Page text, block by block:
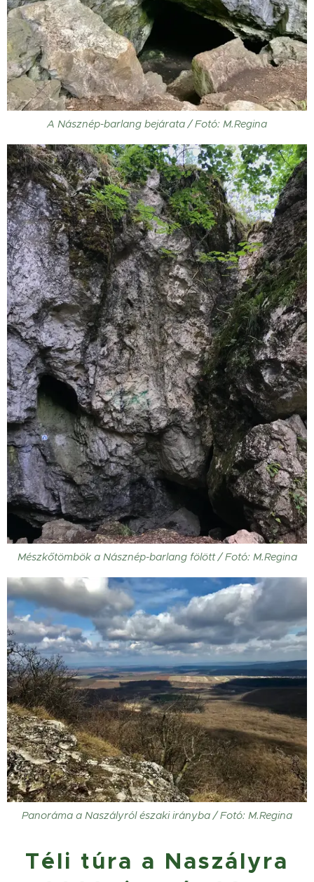
A Násznép-barlang bejárata / Fotó: M.Regina
Mészkőtömbök a Násznép-barlang fölött / Fotó: M.Regina
Panoráma a Naszályról északi irányba / Fotó: M.Regina
Téli túra a Naszályra